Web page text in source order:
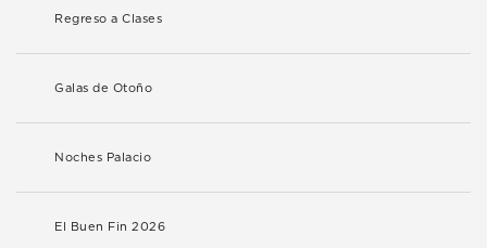
Regreso a Clases
Galas de Otoño
Noches Palacio
El Buen Fin 2026